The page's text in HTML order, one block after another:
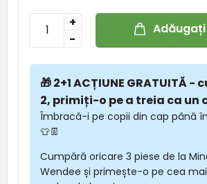
-
+
🎁 2+1 ACȚIUNE GRATUITĂ
2, primiți-o pe a treia ca un
Îmbracă-i pe copii din cap până
👕👖
Cumpără oricare 3 piese de la
Wendee și primește-o pe cea